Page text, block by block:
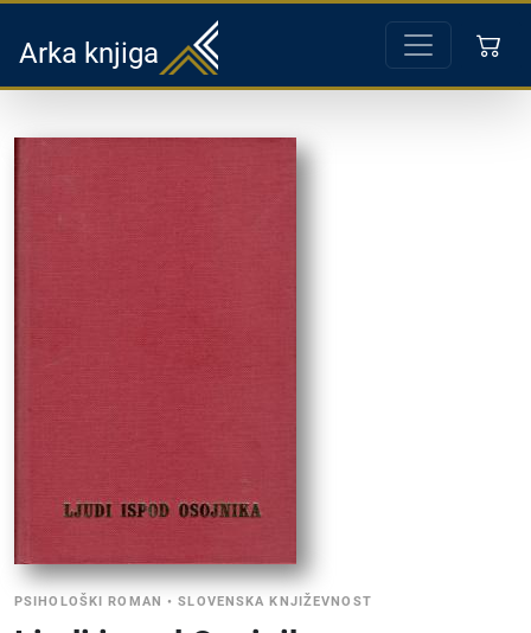
Arka knjiga
PSIHOLOŠKI ROMAN •SLOVENSKA KNJIŽEVNOST